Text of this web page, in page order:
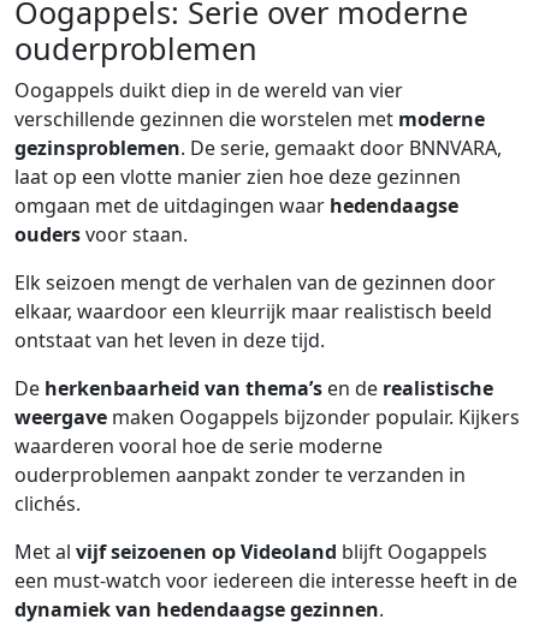
Oogappels: Serie over moderne
ouderproblemen
Oogappels duikt diep in de wereld van vier
verschillende gezinnen die worstelen met moderne
gezinsproblemen. De serie, gemaakt door BNNVARA,
laat op een vlotte manier zien hoe deze gezinnen
omgaan met de uitdagingen waar hedendaagse
oudersvoor staan.
Elk seizoen mengt de verhalen van de gezinnen door
elkaar, waardoor een kleurrijk maar realistisch beeld
ontstaat van het leven in deze tijd.
De herkenbaarheid van thema’s en de realistische
weergave maken Oogappels bijzonder populair. Kijkers
waarderen vooral hoe de serie moderne
ouderproblemen aanpakt zonder te verzanden in
clichés.
Met al vijf seizoenen op Videoland blijft Oogappels
een must-watch voor iedereen die interesse heeft in de
dynamiek van hedendaagse gezinnen.